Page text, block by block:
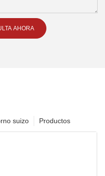
AHORA
Productos
suizo